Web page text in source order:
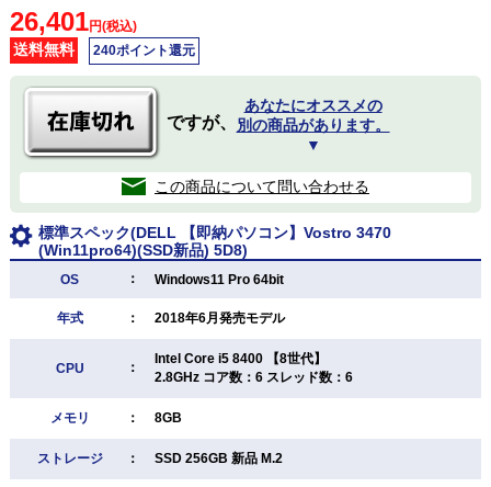
26,401円(税込)
送料無料 240ポイント還元
ですが、
あなたにオススメの
別の商品があります。
▼
この商品について問い合わせる
標準スペック(DELL 【即納パソコン】Vostro 3470
(Win11pro64)(SSD新品) 5D8)
OS ： Windows11 Pro 64bit
年式 ： 2018年6月発売モデル
CPU ：
Intel Core i5 8400 【8世代】
2.8GHz コア数：6 スレッド数：6
メモリ ： 8GB
ストレージ ： SSD 256GB 新品 M.2